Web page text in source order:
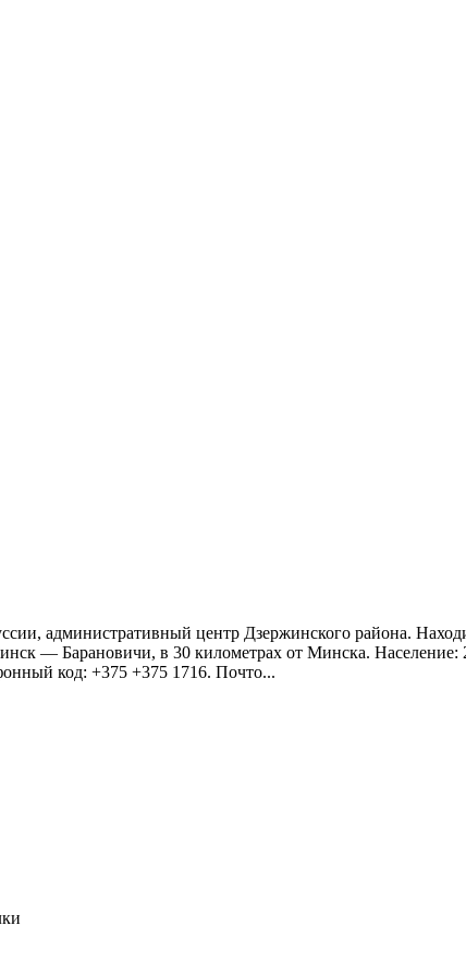
административный центр Дзержинского района.
— Барановичи, в 30 километрах от Минска. Население:
код: +375 +375 1716. Почто...